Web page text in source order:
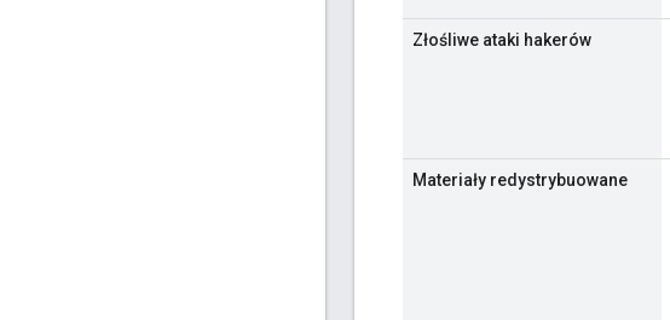
Złośliwe ataki hakerów
Materiały redystrybuowane